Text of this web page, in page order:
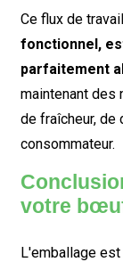
Ce flux de
fonctionnel,
parfaitement
maintenant des
de fraîcheur,
consommateur.
votre
L'emballage